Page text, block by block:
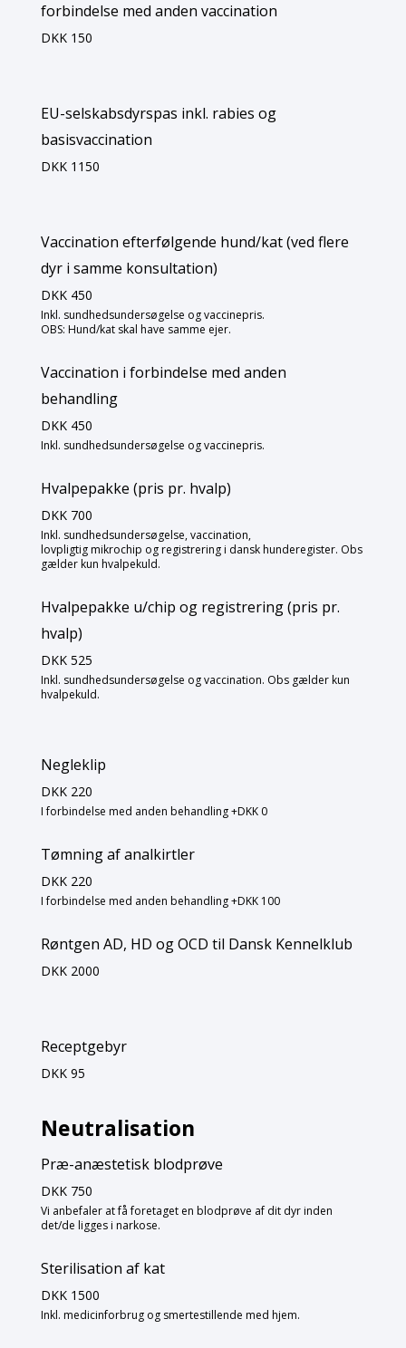
forbindelse med anden vaccination
DKK 150
EU-selskabsdyrspas inkl. rabies og
basisvaccination
DKK 1150
Vaccination efterfølgende hund/kat (ved flere
dyr i samme konsultation)
DKK 450
Inkl. sundhedsundersøgelse og vaccinepris.
OBS: Hund/kat skal have samme ejer.
Vaccination i forbindelse med anden
behandling
DKK 450
Inkl. sundhedsundersøgelse og vaccinepris.
Hvalpepakke (pris pr. hvalp)
DKK 700
Inkl. sundhedsundersøgelse, vaccination,
lovpligtig mikrochip og registrering i dansk hunderegister. Obs
gælder kun hvalpekuld.
Hvalpepakke u/chip og registrering (pris pr.
hvalp)
DKK 525
Inkl. sundhedsundersøgelse og vaccination. Obs gælder kun
hvalpekuld.
Negleklip
DKK 220
I forbindelse med anden behandling +DKK 0
Tømning af analkirtler
DKK 220
I forbindelse med anden behandling +DKK 100
Røntgen AD, HD og OCD til Dansk Kennelklub
DKK 2000
Receptgebyr
DKK 95
Neutralisation
Præ-anæstetisk blodprøve
DKK 750
Vi anbefaler at få foretaget en blodprøve af dit dyr inden
det/de ligges i narkose.
Sterilisation af kat
DKK 1500
Inkl. medicinforbrug og smertestillende med hjem.